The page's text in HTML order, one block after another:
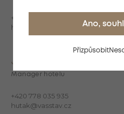
+420 519 515 310
hotel.iris@vasstav.cz
Jakub Huták, DiS.
Manager hotelu
+420 778 035 935
hutak@vasstav.cz
Ano,
Přizpůsobit